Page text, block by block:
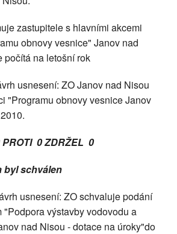
zastupitele s hlavními akcemi
obnovy vesnice" Janov nad
počítá na letošní rok
usnesení: ZO Janov nad Nisou
"Programu obnovy vesnice Janov
0 ZDRŽEL 0
byl schválen
usnesení: ZO schvaluje podání
"Podpora výstavby vodovodu a
nad Nisou - dotace na úroky"do